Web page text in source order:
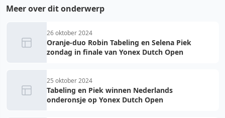
Meer over dit onderwerp
26 oktober 2024
Oranje-duo Robin Tabeling en Selena Piek
zondag in finale van Yonex Dutch Open
25 oktober 2024
Tabeling en Piek winnen Nederlands
onderonsje op Yonex Dutch Open